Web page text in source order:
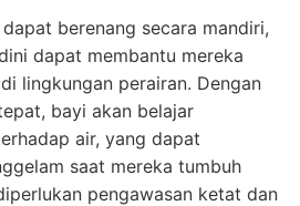
berenang secara mandiri,
dapat membantu mereka
lingkungan perairan. Dengan
bayi akan belajar
air, yang dapat
saat mereka tumbuh
pengawasan ketat dan